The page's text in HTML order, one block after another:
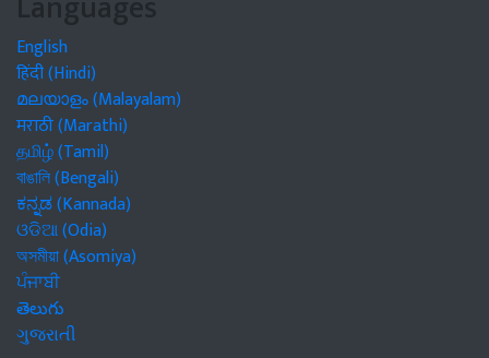
English
हिंदी (Hindi)
മലയാളം (Malayalam)
मराठी (Marathi)
தமிழ் (Tamil)
বাঙালি (Bengali)
ಕನ್ನಡ (Kannada)
ଓଡିଆ (Odia)
অসমীয়া (Asomiya)
ਪੰਜਾਬੀ
తెలుగు
ગુજરાતી